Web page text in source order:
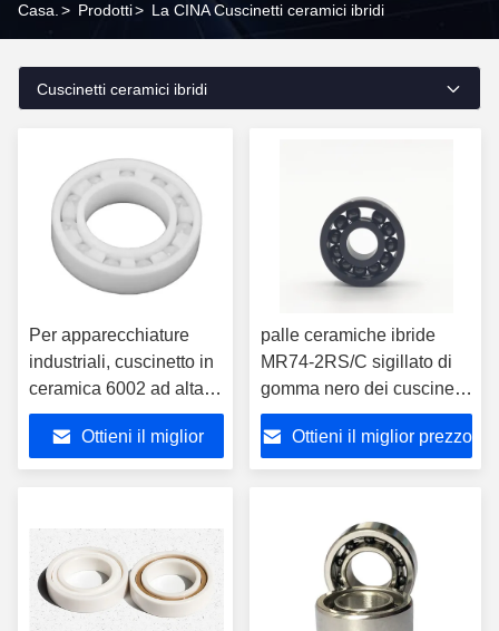
Casa. > Prodotti> La CINA Cuscinetti ceramici ibridi
Cuscinetti ceramici ibridi
Per apparecchiature
industriali, cuscinetto in
ceramica 6002 ad alta
velocità e basso rumore
15x32x9 mm
Ottieni il miglior
palle ceramiche ibride
MR74-2RS/C sigillato di
gomma nero dei cuscinetti
Si3N4 di 4x7x2.5mm
Ottieni il miglior prezzo